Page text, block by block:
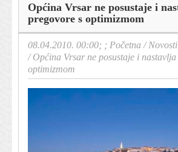
Općina Vrsar ne posustaje i
pregovore s optimizmom
08.04.2010. 00:00; ; Početna /Novosti
/Općina Vrsar ne posustaje i nastavlja
optimizmom